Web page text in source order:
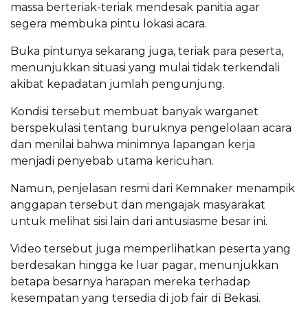
massa berteriak-teriak mendesak panitia agar
segera membuka pintu lokasi acara.
Buka pintunya sekarang juga, teriak para peserta,
menunjukkan situasi yang mulai tidak terkendali
akibat kepadatan jumlah pengunjung.
Kondisi tersebut membuat banyak warganet
berspekulasi tentang buruknya pengelolaan acara
dan menilai bahwa minimnya lapangan kerja
menjadi penyebab utama kericuhan.
Namun, penjelasan resmi dari Kemnaker menampik
anggapan tersebut dan mengajak masyarakat
untuk melihat sisi lain dari antusiasme besar ini.
Video tersebut juga memperlihatkan peserta yang
berdesakan hingga ke luar pagar, menunjukkan
betapa besarnya harapan mereka terhadap
kesempatan yang tersedia di job fair di Bekasi.